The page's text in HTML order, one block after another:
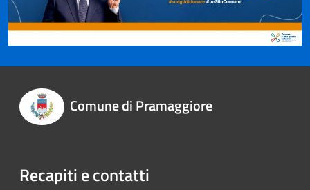
Comune di Pramaggiore
Recapiti e contatti